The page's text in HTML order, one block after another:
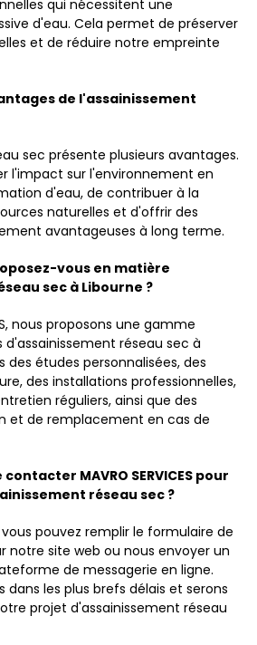
qui nécessitent une
d'eau. Cela permet de préserver
et de réduire notre empreinte
de l'assainissement
sec présente plusieurs avantages.
l'impact sur l'environnement en
d'eau, de contribuer à la
naturelles et d'offrir des
avantageuses à long terme.
vous en matière
sec à Libourne ?
nous proposons une gamme
réseau sec à
des études personnalisées, des
des installations professionnelles,
réguliers, ainsi que des
et de remplacement en cas de
MAVRO SERVICES pour
réseau sec ?
pouvez remplir le formulaire de
notre site web ou nous envoyer un
de messagerie en ligne.
dans les plus brefs délais et serons
projet d'assainissement réseau